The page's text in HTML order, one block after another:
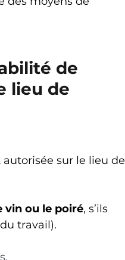
de
lieu de
sur le lieu de
vin ou le poiré, s’ils
travail).